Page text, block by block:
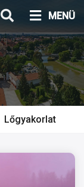
MENÜ
Lőgyakorlat